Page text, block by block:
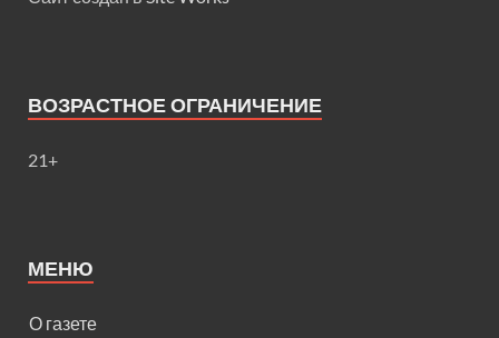
ВОЗРАСТНОЕ ОГРАНИЧЕНИЕ
21+
МЕНЮ
О газете